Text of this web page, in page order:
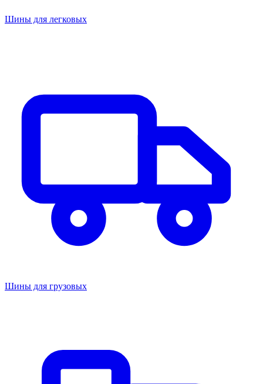
Шины для легковых
Шины для грузовых